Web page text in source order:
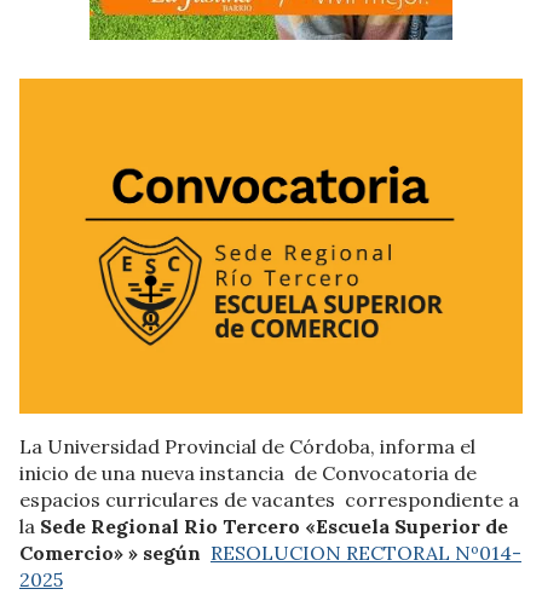
La Universidad Provincial de Córdoba, informa el
inicio de una nueva instancia de Convocatoria de
espacios curriculares de vacantes correspondiente a
la Sede Regional Rio Tercero «Escuela Superior de
Comercio» » según RESOLUCION RECTORAL Nº014-
2025